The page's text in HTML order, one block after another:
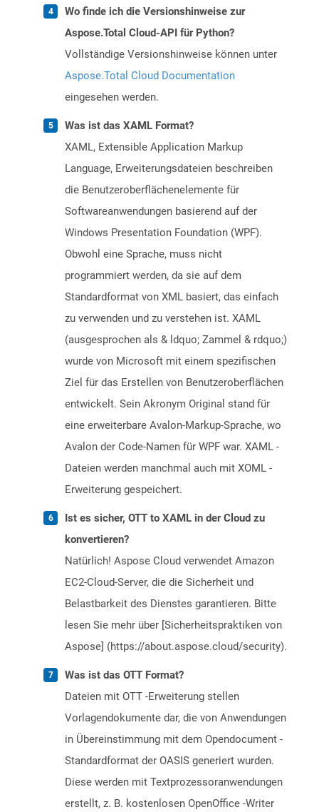
Wo finde ich die Versionshinweise zur
Aspose.Total Cloud-API für Python?
Vollständige Versionshinweise können unter
Aspose.Total Cloud Documentation
eingesehen werden.
Was ist das XAML Format?
XAML, Extensible Application Markup
Language, Erweiterungsdateien beschreiben
die Benutzeroberflächenelemente für
Softwareanwendungen basierend auf der
Windows Presentation Foundation (WPF).
Obwohl eine Sprache, muss nicht
programmiert werden, da sie auf dem
Standardformat von XML basiert, das einfach
zu verwenden und zu verstehen ist. XAML
(ausgesprochen als & ldquo; Zammel & rdquo;)
wurde von Microsoft mit einem spezifischen
Ziel für das Erstellen von Benutzeroberflächen
entwickelt. Sein Akronym Original stand für
eine erweiterbare Avalon-Markup-Sprache, wo
Avalon der Code-Namen für WPF war. XAML -
Dateien werden manchmal auch mit XOML -
Erweiterung gespeichert.
Ist es sicher, OTT to XAML in der Cloud zu
konvertieren?
Natürlich! Aspose Cloud verwendet Amazon
EC2-Cloud-Server, die die Sicherheit und
Belastbarkeit des Dienstes garantieren. Bitte
lesen Sie mehr über [Sicherheitspraktiken von
Aspose] (https://about.aspose.cloud/security).
Was ist das OTT Format?
Dateien mit OTT -Erweiterung stellen
Vorlagendokumente dar, die von Anwendungen
in Übereinstimmung mit dem Opendocument -
Standardformat der OASIS generiert wurden.
Diese werden mit Textprozessoranwendungen
erstellt, z. B. kostenlosen OpenOffice -Writer